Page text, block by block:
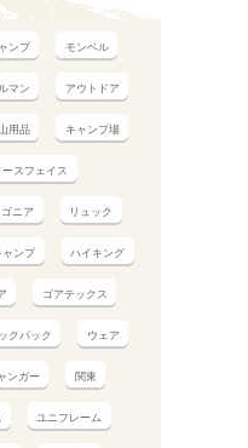
ンプ モンベル
マン アウトドア
用品 キャンプ場
ースフェイス
ニア リュック
ャンプ ハイキング
ゴアテックス
クパック ウェア
ンガー 関東
ユニフレーム